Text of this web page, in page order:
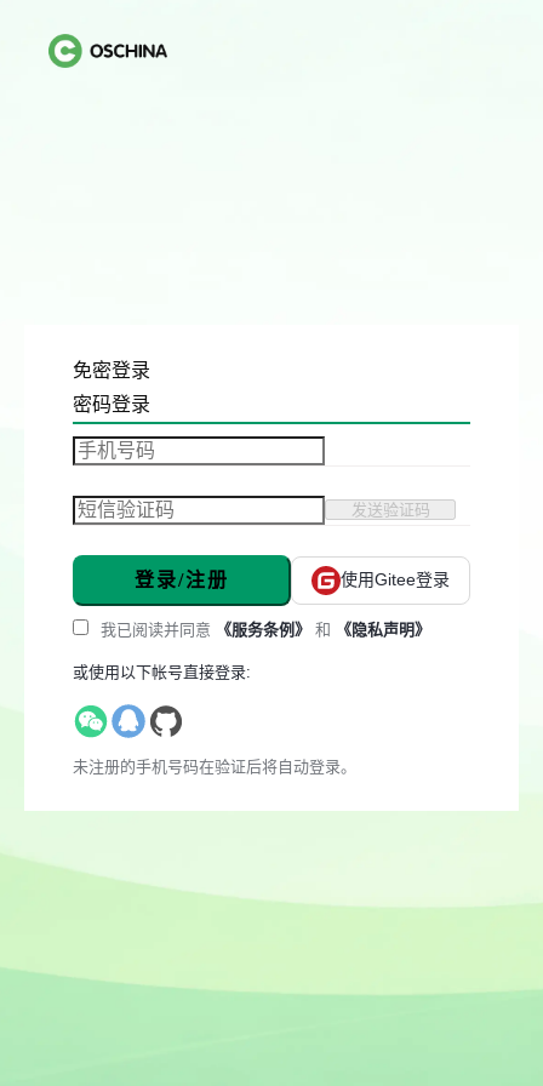
免密登录
密码登录
发送验证码
登录/注册 使用Gitee登录
我已阅读并同意 《服务条例》 和 《隐私声明》
或使用以下帐号直接登录:
未注册的手机号码在验证后将自动登录。